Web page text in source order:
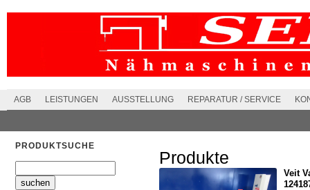
AGB LEISTUNGEN AUSSTELLUNG REPARATUR / SERVICE
PRODUKTSUCHE
Produkte
Veit